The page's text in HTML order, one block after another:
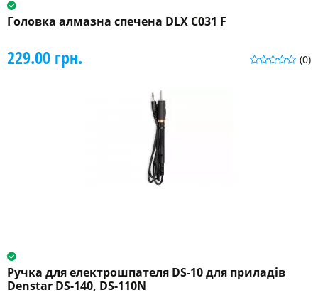
Головка алмазна спечена DLX C031 F
(0)
229.00 грн.
Ручка для електрошпателя DS-10 для приладів
Denstar DS-140, DS-110N